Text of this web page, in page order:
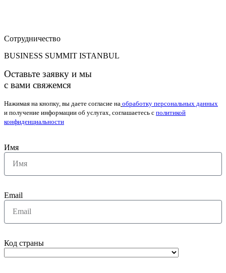
Сотрудничество
BUSINESS SUMMIT ISTANBUL
Оставьте заявку и мы
с вами свяжемся
Нажимая на кнопку, вы даете согласие на обработку персональных данных
и получение информации об услугах, соглашаетесь с политикой
конфиденциальности
Имя
Email
Код страны